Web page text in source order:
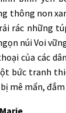
thông non
rác những
núi Voi
của các
bức tranh
mê mẩn, đắm